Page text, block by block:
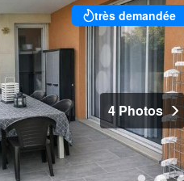
très demandée
4 Photos